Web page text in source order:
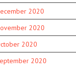
2020
2020
2020
2020